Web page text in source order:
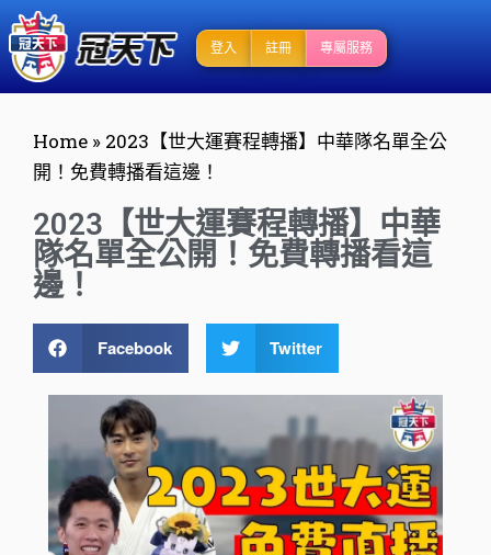
登入 註冊 專屬服務
Home » 2023【世大運賽程轉播】中華隊名單全公
開！免費轉播看這邊！
2023【世大運賽程轉播】中華
隊名單全公開！免費轉播看這
邊！
Facebook Twitter